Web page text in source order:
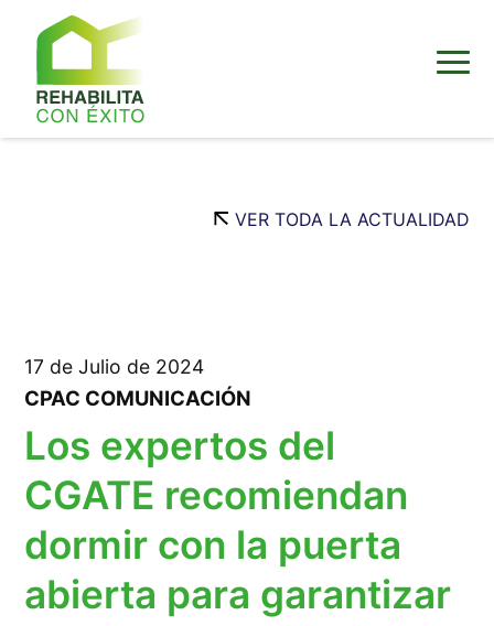
VER TODA LA ACTUALIDAD
17 de Julio de 2024
CPAC COMUNICACIÓN
Los expertos del
CGATE recomiendan
dormir con la puerta
abierta para garantizar